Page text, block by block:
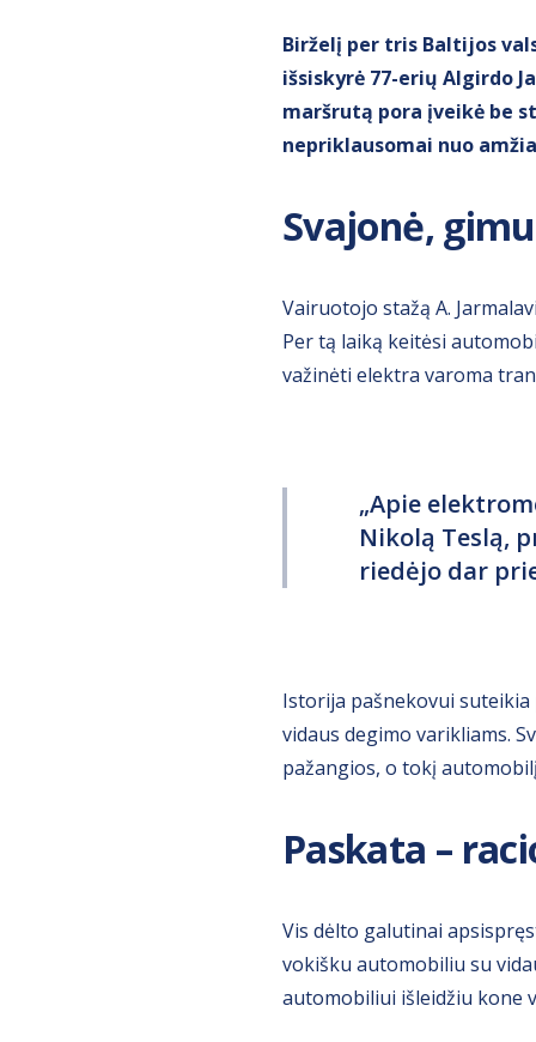
Birželį per tris Baltijos
išsiskyrė 77-erių Algirdo
maršrutą pora įveikė be
nepriklausomai nuo
Svajonė,
Vairuotojo stažą A.
Per tą laiką keitėsi
važinėti elektra varoma
„Apie
Nikolą Teslą,
riedėjo dar
Istorija pašnekovui suteikia
vidaus degimo varikliams.
pažangios, o tokį
Paskata –
Vis dėlto galutinai
vokišku automobiliu su
automobiliui išleidžiu kone